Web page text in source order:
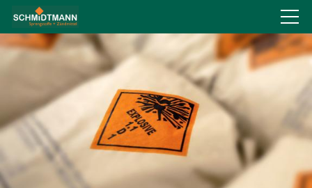
Über uns
Produkte
Service